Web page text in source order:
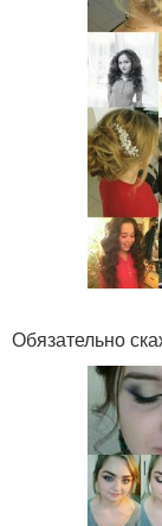
Обязательно